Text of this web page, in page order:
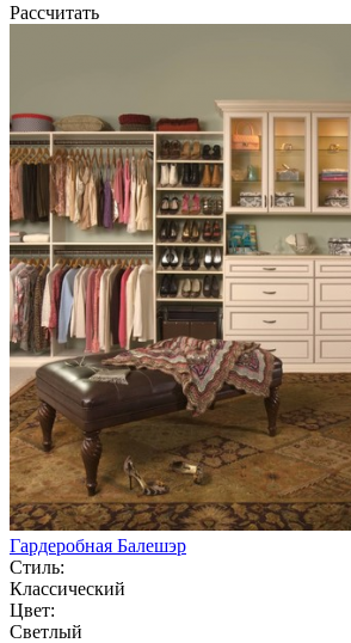
Рассчитать
Гардеробная Балешэр
Стиль:
Классический
Цвет:
Светлый